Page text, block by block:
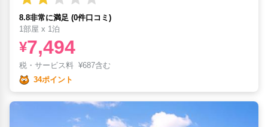
8.8非常に満足 (0件口コミ)
1部屋 x 1泊
¥7,494
税・サービス料 ¥687含む
34ポイント